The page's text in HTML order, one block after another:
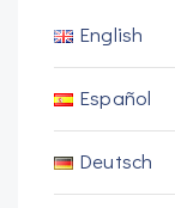
English
Español
Deutsch